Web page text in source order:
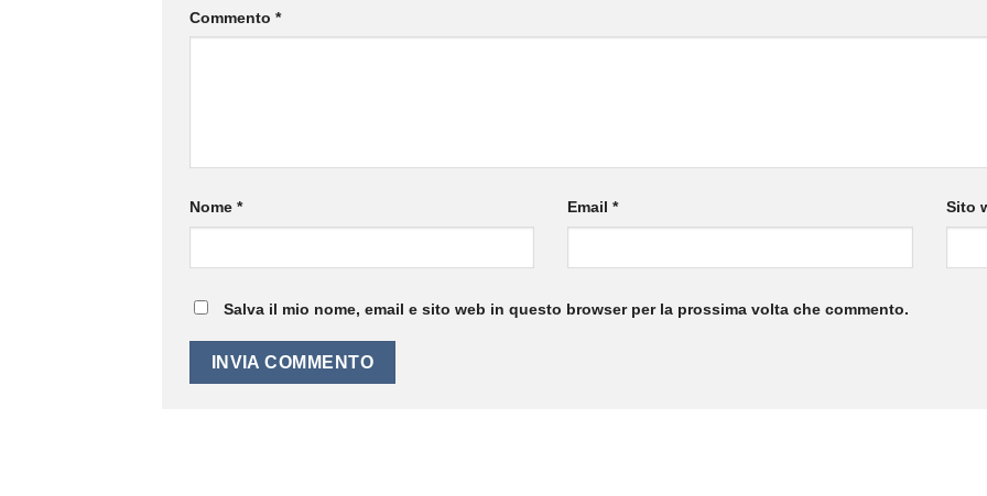
Commento *
Nome * Email* Sito
Salva il mio nome, email e sito web in questo browser per la prossima volta che commento.